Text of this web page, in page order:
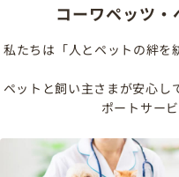
コーワペッツ
私たちは「人とペットの絆を
ペットと飼い主さまが安心し
ポートサー